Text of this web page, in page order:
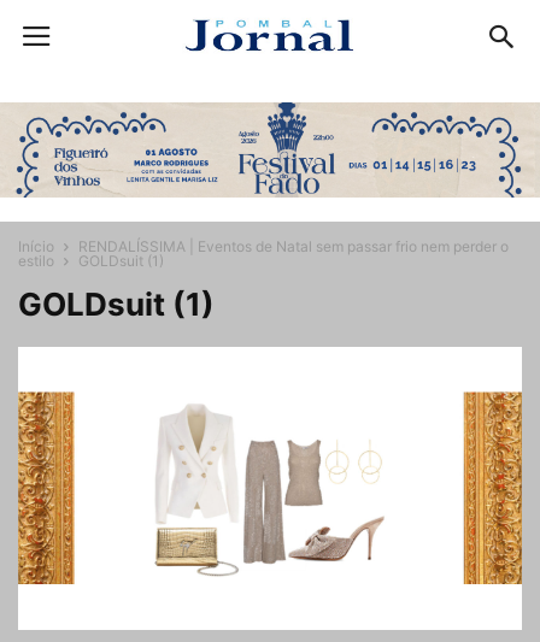
Início
RENDALÍSSIMA | Eventos de Natal sem passar frio nem perder o
estilo
GOLDsuit (1)
GOLDsuit (1)